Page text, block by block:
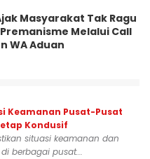
Masyarakat Tak Ragu
Melalui Call
WA Aduan
Keamanan Pusat-Pusat
Kondusif
situasi keamanan dan
berbagai pusat...